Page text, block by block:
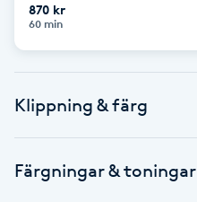
Brynplockning
Bröllopsuppsättning
870 kr
60 min
Klippning & färg
Färgningar & toningar